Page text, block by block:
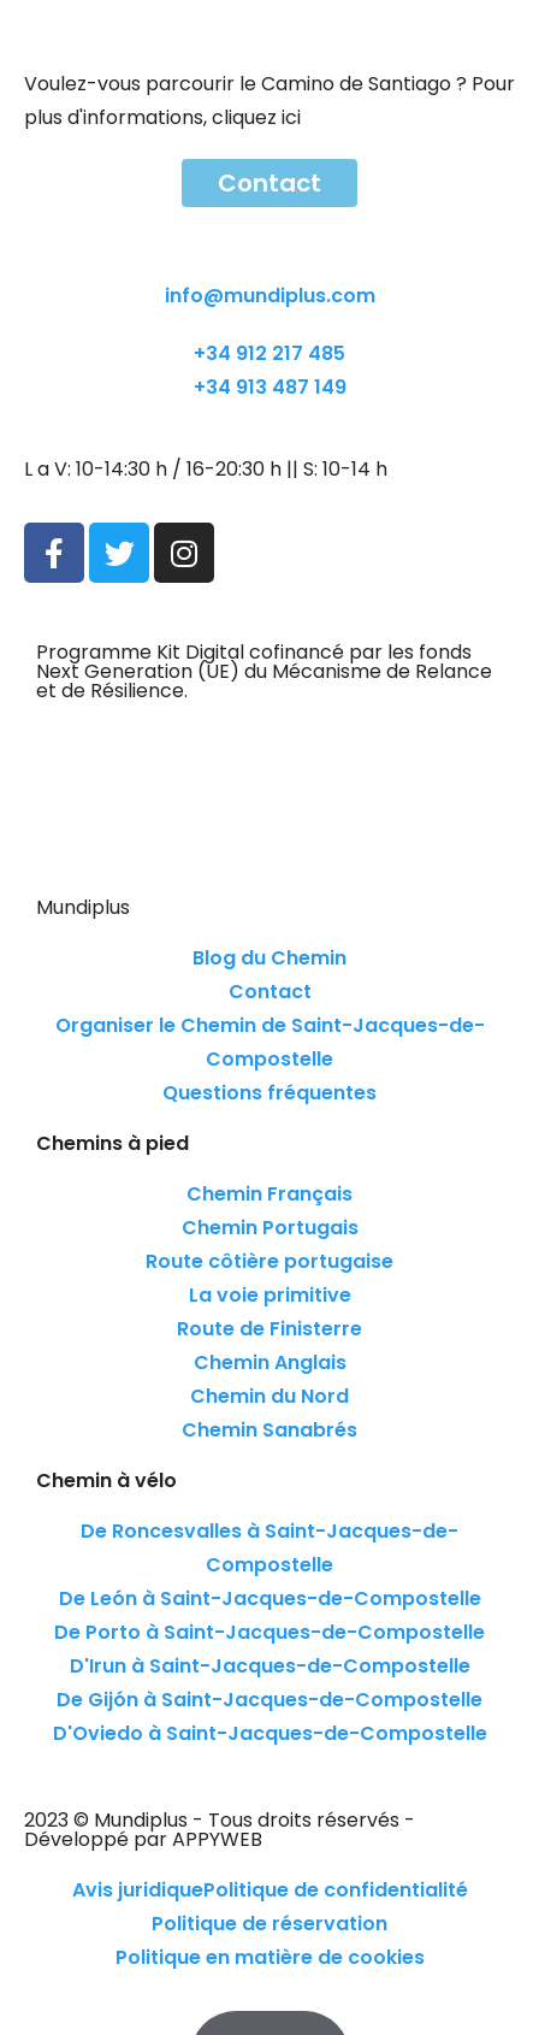
Voulez-vous parcourir le Camino de Santiago ? Pour
plus d'informations, cliquez ici
Contact
info@mundiplus.com
+34 912 217 485
+34 913 487 149
L a V: 10-14:30 h / 16-20:30 h || S: 10-14 h
Programme Kit Digital cofinancé par les fonds
Next Generation (UE) du Mécanisme de Relance
et de Résilience.
Mundiplus
Blog du Chemin
Contact
Organiser le Chemin de Saint-Jacques-de-
Compostelle
Questions fréquentes
Chemins à pied
Chemin Français
Chemin Portugais
Route côtière portugaise
La voie primitive
Route de Finisterre
Chemin Anglais
Chemin du Nord
Chemin Sanabrés
Chemin à vélo
De Roncesvalles à Saint-Jacques-de-
Compostelle
De León à Saint-Jacques-de-Compostelle
De Porto à Saint-Jacques-de-Compostelle
D'Irun à Saint-Jacques-de-Compostelle
De Gijón à Saint-Jacques-de-Compostelle
D'Oviedo à Saint-Jacques-de-Compostelle
2023 © Mundiplus - Tous droits réservés -
Développé par APPYWEB
Avis juridiquePolitique de confidentialité
Politique de réservation
Politique en matière de cookies